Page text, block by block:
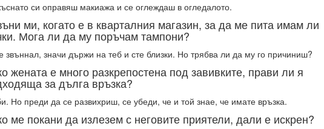
си оправяш макиажа и се оглеждаш в огледалото.
ми, когато е в кварталния магазин, за да ме пита имам ли
Мога ли да му поръчам тампони?
звъннал, значи държи на теб и сте близки. Но трябва ли да му го причиниш?
жената е много разкрепостена под завивките, прави ли я
за дълга връзка?
Но преди да се развихриш, се убеди, че и той знае, че имате връзка.
ме покани да излезем с неговите приятели, дали е искрен?